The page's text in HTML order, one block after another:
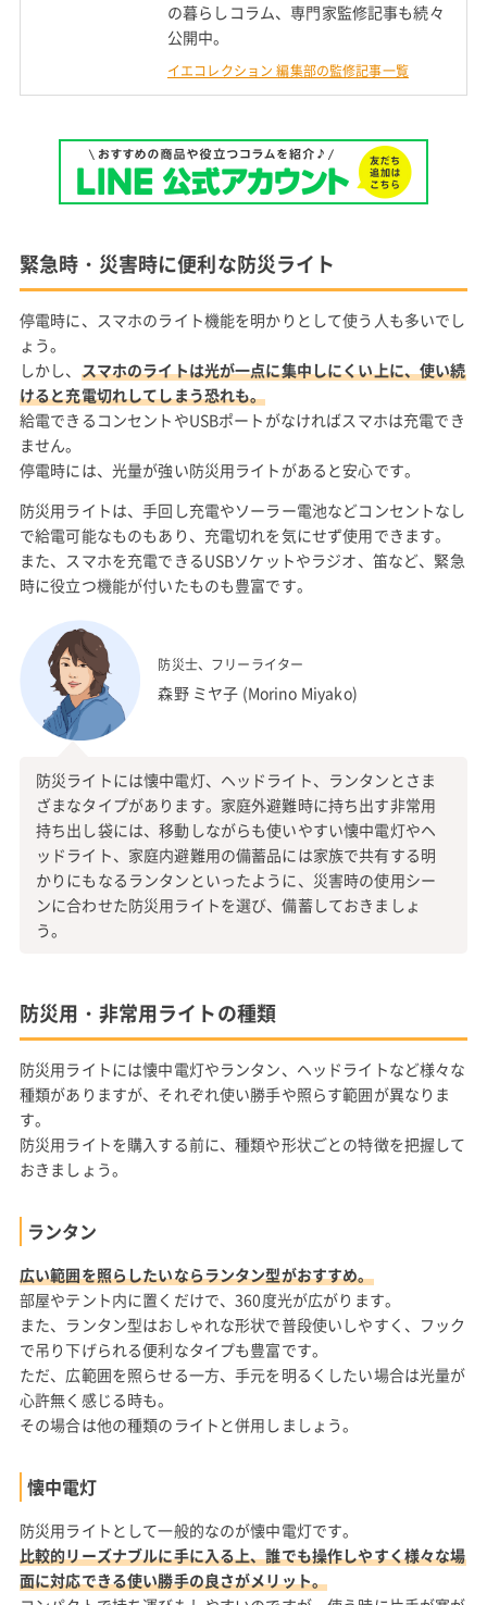
の暮らしコラム、専門家監修記事も続々
公開中。
イエコレクション 編集部の監修記事一覧
緊急時・災害時に便利な防災ライト
停電時に、スマホのライト機能を明かりとして使う人も多いでし
ょう。
しかし、 スマホのライトは光が一点に集中しにくい上に、使い続
けると充電切れしてしまう恐れも。
給電できるコンセントやUSBポートがなければスマホは充電でき
ません。
停電時には、光量が強い防災用ライトがあると安心です。
防災用ライトは、手回し充電やソーラー電池などコンセントなし
で給電可能なものもあり、充電切れを気にせず使用できます。
また、スマホを充電できるUSBソケットやラジオ、笛など、緊急
時に役立つ機能が付いたものも豊富です。
防災士、フリーライター
森野 ミヤ子 (Morino Miyako)
防災ライトには懐中電灯、ヘッドライト、ランタンとさま
ざまなタイプがあります。家庭外避難時に持ち出す非常用
持ち出し袋には、移動しながらも使いやすい懐中電灯やヘ
ッドライト、家庭内避難用の備蓄品には家族で共有する明
かりにもなるランタンといったように、災害時の使用シー
ンに合わせた防災用ライトを選び、備蓄しておきましょ
う。
防災用・非常用ライトの種類
防災用ライトには懐中電灯やランタン、ヘッドライトなど様々な
種類がありますが、それぞれ使い勝手や照らす範囲が異なりま
す。
防災用ライトを購入する前に、種類や形状ごとの特徴を把握して
おきましょう。
ランタン
広い範囲を照らしたいならランタン型がおすすめ。
部屋やテント内に置くだけで、360度光が広がります。
また、ランタン型はおしゃれな形状で普段使いしやすく、フック
で吊り下げられる便利なタイプも豊富です。
ただ、広範囲を照らせる一方、手元を明るくしたい場合は光量が
心許無く感じる時も。
その場合は他の種類のライトと併用しましょう。
懐中電灯
防災用ライトとして一般的なのが懐中電灯です。
比較的リーズナブルに手に入る上、誰でも操作しやすく様々な場
面に対応できる使い勝手の良さがメリット。